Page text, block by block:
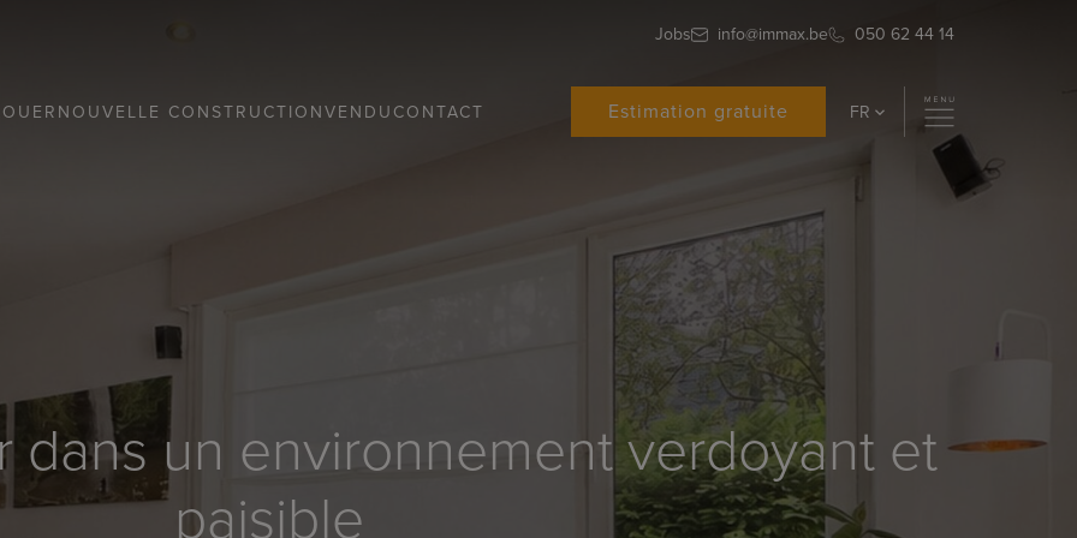
Jobs info@immax.be 050 62 44 14
NOUVELLE CONSTRUCTIONVENDUCONTACT Estimation gratuite FR
dans un environnement verdoyant et
paisible